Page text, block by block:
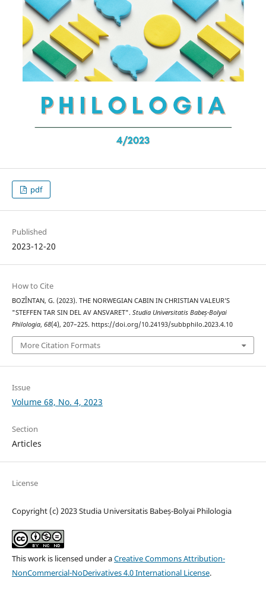
pdf
Published
2023-12-20
How to Cite
BOZÎNTAN, G. (2023). THE NORWEGIAN CABIN IN CHRISTIAN VALEUR’S
"STEFFEN TAR SIN DEL AV ANSVARET". Studia Universitatis Babeș-Bolyai
Philologia, 68(4), 207–225. https://doi.org/10.24193/subbphilo.2023.4.10
More Citation Formats
Issue
Volume 68, No. 4, 2023
Section
Articles
License
Copyright (c) 2023 Studia Universitatis Babeș-Bolyai Philologia
This work is licensed under aCreative Commons Attribution-
NonCommercial-NoDerivatives 4.0 International License.